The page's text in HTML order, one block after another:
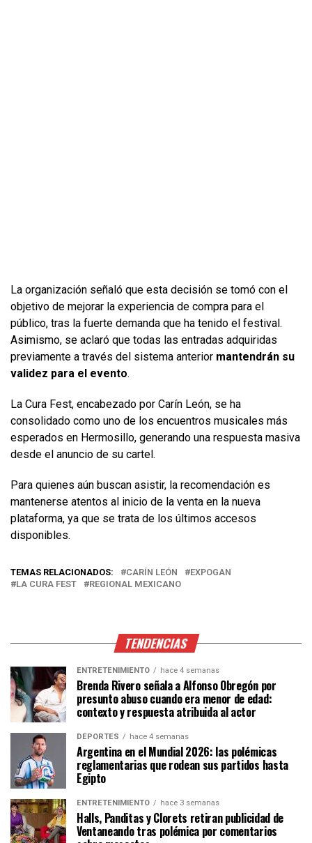
La organización señaló que esta decisión se tomó con el
objetivo de mejorar la experiencia de compra para el
público, tras la fuerte demanda que ha tenido el festival.
Asimismo, se aclaró que todas las entradas adquiridas
previamente a través del sistema anterior mantendrán su
validez para el evento.
La Cura Fest, encabezado por Carín León, se ha
consolidado como uno de los encuentros musicales más
esperados en Hermosillo, generando una respuesta masiva
desde el anuncio de su cartel.
Para quienes aún buscan asistir, la recomendación es
mantenerse atentos al inicio de la venta en la nueva
plataforma, ya que se trata de los últimos accesos
disponibles.
TEMAS RELACIONADOS: CARÍN LEÓN
EXPOGAN
LA CURA FEST
REGIONAL MEXICANO
TENDENCIAS
ENTRETENIMIENTO hace 4 semanas
Brenda Rivero señala a Alfonso Obregón por
presunto abuso cuando era menor de edad:
contexto y respuesta atribuida al actor
DEPORTES hace 4 semanas
Argentina en el Mundial 2026: las polémicas
reglamentarias que rodean sus partidos hasta
Egipto
ENTRETENIMIENTO hace 3 semanas
Halls, Panditas y Clorets retiran publicidad de
Ventaneando tras polémica por comentarios